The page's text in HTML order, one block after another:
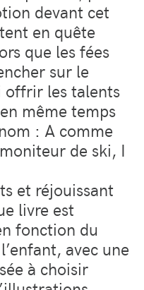
devant cet
en quête
que les fées
sur le
offrir les talents
même temps
: A comme
de ski, I
et réjouissant
livre est
fonction du
avec une
à choisir